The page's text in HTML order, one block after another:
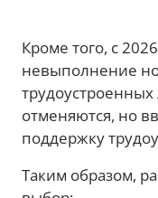
Кроме того, с
невыполнение
отменяются, но
поддержку
Таким образом,